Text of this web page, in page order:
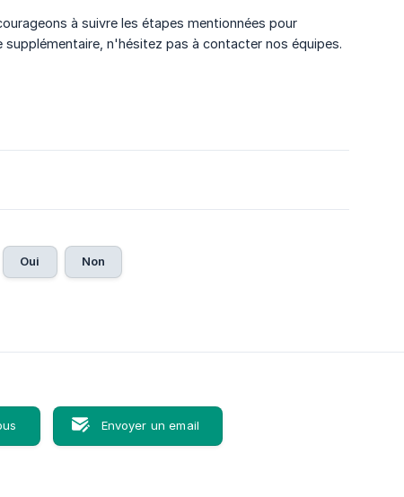
à suivre les étapes mentionnées pour
n'hésitez pas à contacter nos équipes.
Oui Non
Envoyer un email